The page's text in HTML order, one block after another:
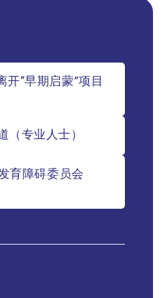
开“早期启蒙”项目
（专业人士）
育障碍委员会